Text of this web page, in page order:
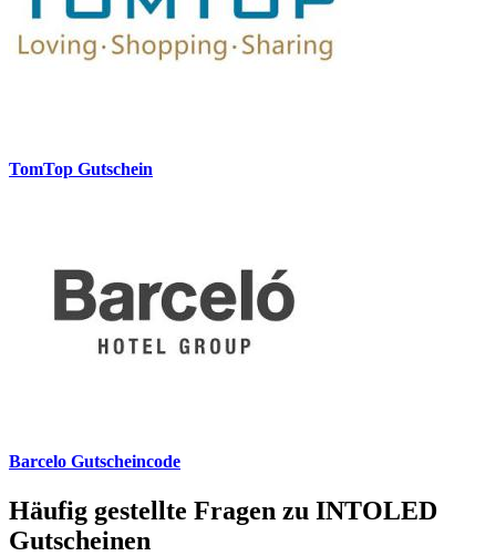
TomTop Gutschein
Barcelo Gutscheincode
Häufig gestellte Fragen zu INTOLED
Gutscheinen